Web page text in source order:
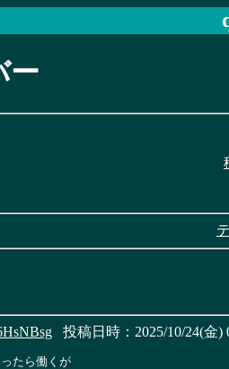
ー
投稿日時：2025/10/24(金)
たら働くが